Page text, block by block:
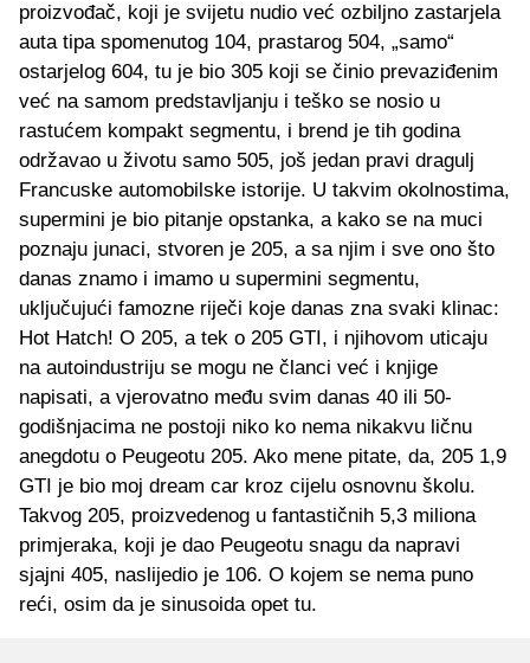
proizvođač, koji je svijetu nudio već ozbiljno zastarjela
auta tipa spomenutog 104, prastarog 504, „samo“
ostarjelog 604, tu je bio 305 koji se činio prevaziđenim
već na samom predstavljanju i teško se nosio u
rastućem kompakt segmentu, i brend je tih godina
održavao u životu samo 505, još jedan pravi dragulj
Francuske automobilske istorije. U takvim okolnostima,
supermini je bio pitanje opstanka, a kako se na muci
poznaju junaci, stvoren je 205, a sa njim i sve ono što
danas znamo i imamo u supermini segmentu,
uključujući famozne riječi koje danas zna svaki klinac:
Hot Hatch! O 205, a tek o 205 GTI, i njihovom uticaju
na autoindustriju se mogu ne članci već i knjige
napisati, a vjerovatno među svim danas 40 ili 50-
godišnjacima ne postoji niko ko nema nikakvu ličnu
anegdotu o Peugeotu 205. Ako mene pitate, da, 205 1,9
GTI je bio moj dream car kroz cijelu osnovnu školu.
Takvog 205, proizvedenog u fantastičnih 5,3 miliona
primjeraka, koji je dao Peugeotu snagu da napravi
sjajni 405, naslijedio je 106. O kojem se nema puno
reći, osim da je sinusoida opet tu.